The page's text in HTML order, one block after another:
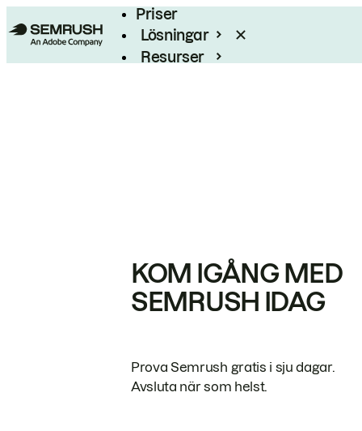
Priser
Lösningar
Resurser
KOM IGÅNG MED
SEMRUSH IDAG
Prova Semrush gratis i sju dagar.
Avsluta när som helst.